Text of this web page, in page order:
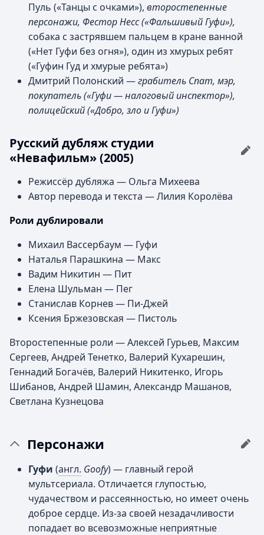
Пуль («Танцы с очками»), второстепенные
персонажи, Фестор Несс («Фальшивый Гуфи»),
собака с застрявшем пальцем в кране ванной
(«Нет Гуфи без огня»), один из хмурых ребят
(«Гуфин Гуд и хмурые ребята»)
Дмитрий Полонский —грабитель Спат, мэр,
покупатель («Гуфи — налоговый инспектор»),
полицейский («Добро, зло и Гуфи»)
Русский дубляж студии
«Невафильм» (2005)
Режиссёр дубляжа — Ольга Михеева
Автор перевода и текста — Лилия Королёва
Роли дублировали
Михаил Вассербаум — Гуфи
Наталья Парашкина — Макс
Вадим Никитин — Пит
Елена Шульман — Пег
Станислав Корнев — Пи-Джей
Ксения Бржезовская — Пистоль
Второстепенные роли — Алексей Гурьев, Максим
Сергеев, Андрей Тенетко, Валерий Кухарешин,
Геннадий Богачёв, Валерий Никитенко, Игорь
Шибанов, Андрей Шамин, Александр Машанов,
Светлана Кузнецова
Персонажи
Гуфи (англ. Goofy) — главный герой
мультсериала. Отличается глупостью,
чудачеством и рассеянностью, но имеет очень
доброе сердце. Из-за своей незадачливости
попадает во всевозможные неприятные